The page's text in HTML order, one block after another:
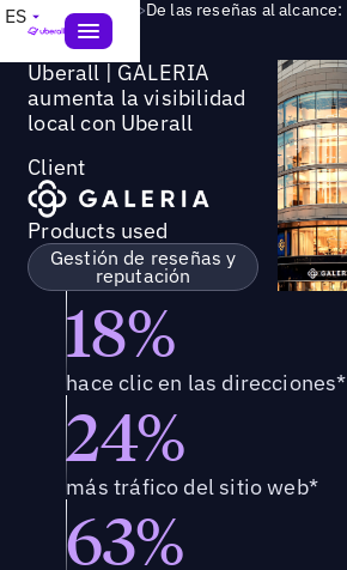
ES Success Story >
Uberall | GALERIA
aumenta la visibilidad
local con Uberall
Client
Products used
Gestión de reseñas y
reputación
18%
hace clic en las direcciones*
24%
más tráfico del sitio web*
63%